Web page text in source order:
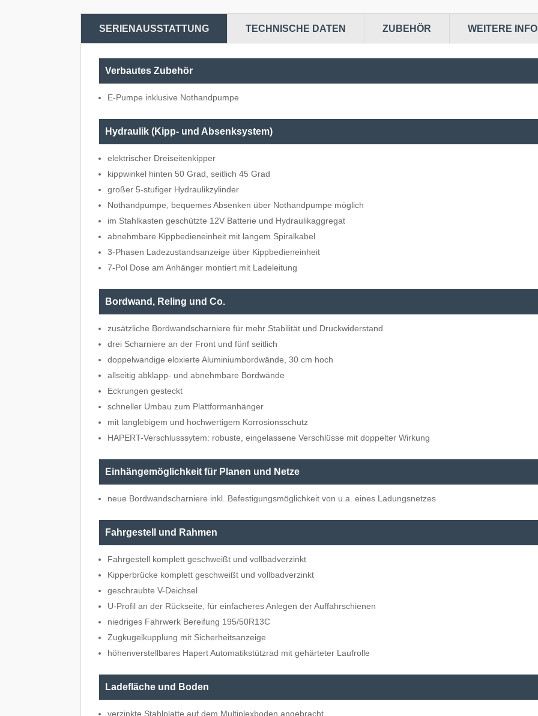
SERIENAUSSTATTUNG TECHNISCHE DATEN ZUBEHÖR WEITERE
Verbautes Zubehör
E-Pumpe inklusive Nothandpumpe
Hydraulik (Kipp- und Absenksystem)
elektrischer Dreiseitenkipper
kippwinkel hinten 50 Grad, seitlich 45 Grad
großer 5-stufiger Hydraulikzylinder
Nothandpumpe, bequemes Absenken über Nothandpumpe möglich
im Stahlkasten geschützte 12V Batterie und Hydraulikaggregat
abnehmbare Kippbedieneinheit mit langem Spiralkabel
3-Phasen Ladezustandsanzeige über Kippbedieneinheit
7-Pol Dose am Anhänger montiert mit Ladeleitung
Bordwand, Reling und Co.
zusätzliche Bordwandscharniere für mehr Stabilität und Druckwiderstand
drei Scharniere an der Front und fünf seitlich
doppelwandige eloxierte Aluminiumbordwände, 30 cm hoch
allseitig abklapp- und abnehmbare Bordwände
Eckrungen gesteckt
schneller Umbau zum Plattformanhänger
mit langlebigem und hochwertigem Korrosionsschutz
HAPERT-Verschlusssytem: robuste, eingelassene Verschlüsse mit doppelter Wirkung
Einhängemöglichkeit für Planen und Netze
neue Bordwandscharniere inkl. Befestigungsmöglichkeit von u.a. eines Ladungsnetzes
Fahrgestell und Rahmen
Fahrgestell komplett geschweißt und vollbadverzinkt
Kipperbrücke komplett geschweißt und vollbadverzinkt
geschraubte V-Deichsel
U-Profil an der Rückseite, für einfacheres Anlegen der Auffahrschienen
niedriges Fahrwerk Bereifung 195/50R13C
Zugkugelkupplung mit Sicherheitsanzeige
höhenverstellbares Hapert Automatikstützrad mit gehärteter Laufrolle
Ladefläche und Boden
verzinkte Stahlplatte auf dem Multiplexboden angebracht